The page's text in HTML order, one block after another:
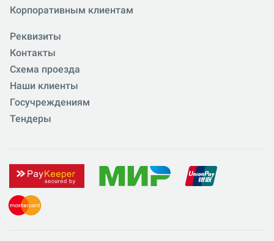
Корпоративным клиентам
Реквизиты
Контакты
Схема проезда
Наши клиенты
Госучреждениям
Тендеры